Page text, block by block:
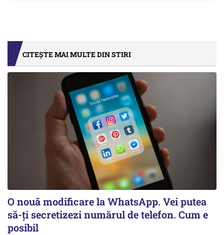
CITEȘTE MAI MULTE DIN STIRI
O nouă modificare la WhatsApp. Vei putea
să-ți secretizezi numărul de telefon. Cum e
posibil